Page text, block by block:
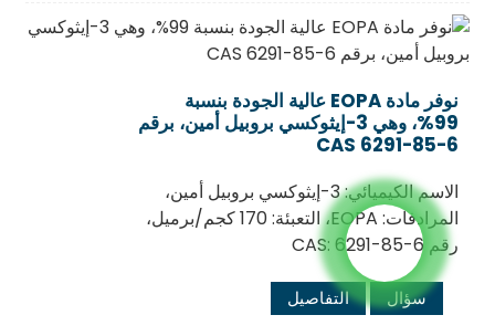
نوفر مادة EOPA عالية الجودة بنسبة
99%، وهي 3-إيثوكسي بروبيل أمين، برقم
CAS 6291-85-6
الاسم الكيميائي: 3-إيثوكسي بروبيل أمين،
المرادفات: EOPA، التعبئة: 170 كجم/برميل،
رقم CAS: 6291-85-6
سؤال التفاصيل